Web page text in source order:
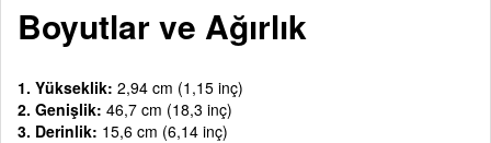
Boyutlar ve Ağırlık
1. Yükseklik: 2,94 cm (1,15 inç)
2. Genişlik: 46,7 cm (18,3 inç)
3. Derinlik: 15,6 cm (6,14 inç)